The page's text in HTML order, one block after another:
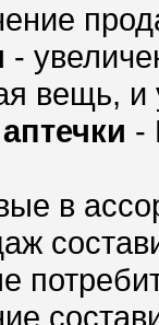
-
вещь, и
-
в